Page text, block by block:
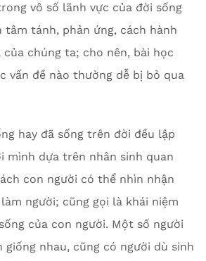
vô số lãnh vực của đời sống
tâm tánh, phản ứng, cách hành
của chúng ta; cho nên, bài học
vấn đề nào thường dễ bị bỏ qua
hay đã sống trên đời đều lập
mình dựa trên nhân sinh quan
con người có thể nhìn nhận
người; cũng gọi là khái niệm
của con người. Một số người
giống nhau, cũng có người dù sinh